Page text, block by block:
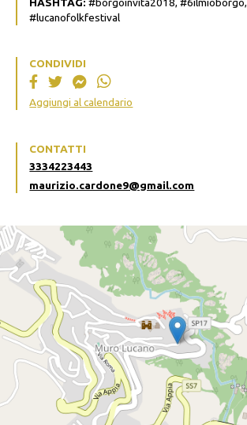
#lucanofolkfestival
CONDIVIDI
Aggiungi al calendario
CONTATTI
3334223443
maurizio.cardone9@gmail.com